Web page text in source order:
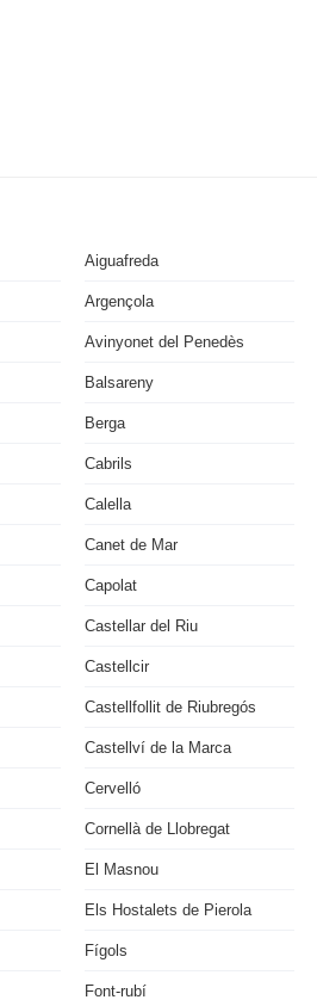
Aiguafreda
Argençola
Avinyonet del Penedès
Balsareny
Berga
Cabrils
Calella
Canet de Mar
Capolat
Castellar del Riu
Castellcir
Castellfollit de Riubregós
Castellví de la Marca
Cervelló
Cornellà de Llobregat
El Masnou
Els Hostalets de Pierola
Fígols
Font-rubí